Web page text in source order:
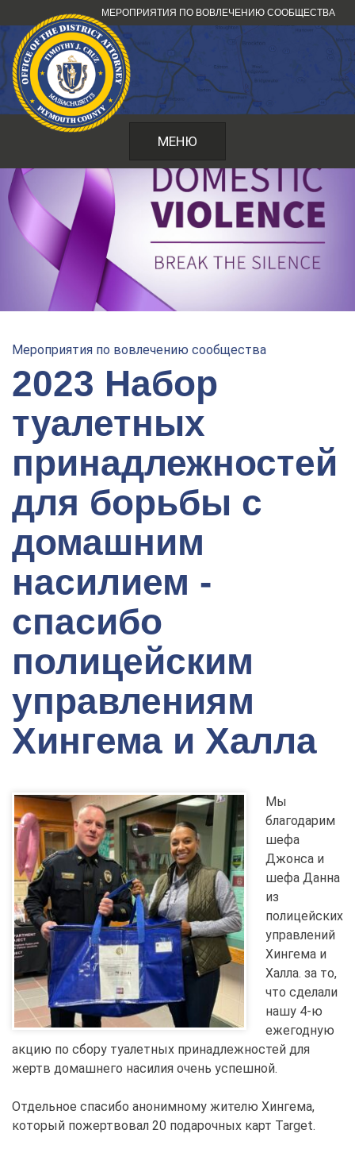
к
содержанию
МЕРОПРИЯТИЯ ПО ВОВЛЕЧЕНИЮ СООБЩЕСТВА
МЕНЮ
Мероприятия по вовлечению сообщества
2023 Набор
туалетных
принадлежностей
для борьбы с
домашним
насилием -
спасибо
полицейским
управлениям
Хингема и Халла
Мы
благодарим
шефа
Джонса и
шефа Данна
из
полицейских
управлений
Хингема и
Халла. за то,
что сделали
нашу 4-ю
ежегодную
акцию по сбору туалетных принадлежностей для
жертв домашнего насилия очень успешной.
Отдельное спасибо анонимному жителю Хингема,
который пожертвовал 20 подарочных карт Target.